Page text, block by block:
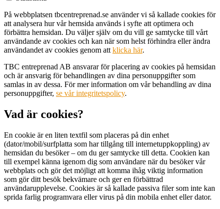
På webbplatsen tbcentreprenad.se använder vi så kallade cookies för
att analysera hur vår hemsida används i syfte att optimera och
förbättra hemsidan. Du väljer själv om du vill ge samtycke till vårt
användande av cookies och kan när som helst förhindra eller ändra
användandet av cookies genom attklicka här.
TBC entreprenad AB ansvarar för placering av cookies på hemsidan
och är ansvarig för behandlingen av dina personuppgifter som
samlas in av dessa. För mer information om vår behandling av dina
personuppgifter, se vår integritetspolicy.
Vad är cookies?
En cookie är en liten textfil som placeras på din enhet
(dator/mobil/surfplatta som har tillgång till internetuppkoppling) av
hemsidan du besöker – om du ger samtycke till detta. Cookien kan
till exempel känna igenom dig som användare när du besöker vår
webbplats och gör det möjligt att komma ihåg viktig information
som gör ditt besök bekvämare och ger en förbättrad
användarupplevelse. Cookies är så kallade passiva filer som inte kan
sprida farlig programvara eller virus på din mobila enhet eller dator.